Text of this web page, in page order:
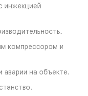
инжекцией
компрессором и
аварии на объекте.